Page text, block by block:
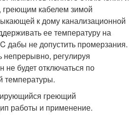
греющим кабелем зимой
к дому канализационной
ее температуру на
дабы не допустить промерзания.
непрерывно, регулируя
не будет отключаться по
температуры.